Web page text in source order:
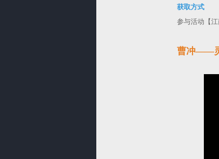
获取方式
参与活动【
曹冲——